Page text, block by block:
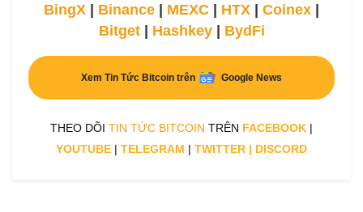
BingX | Binance | MEXC | HTX | Coinex |
Bitget| Hashkey| BydFi
Xem Tin Tức Bitcoin trên Google News
THEO DÕI TIN TỨC BITCOIN TRÊN FACEBOOK |
YOUTUBE | TELEGRAM | TWITTER | DISCORD